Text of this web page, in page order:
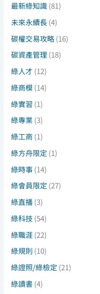
最新綠知識(81)
未來永續長(4)
碳權交易攻略(16)
碳資產管理(18)
綠人才 (12)
綠商模(14)
綠實習 (1)
綠專業 (3)
綠工商 (1)
綠方舟限定 (1)
綠時事(14)
綠會員限定 (27)
綠直播(3)
綠科技 (54)
綠職涯(22)
綠規則 (10)
綠證照/綠檢定 (21)
綠讀書(4)